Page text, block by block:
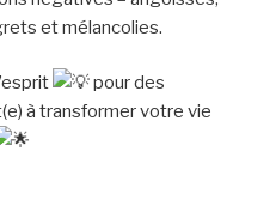
et mélancolies.
pour des
à transformer votre vie